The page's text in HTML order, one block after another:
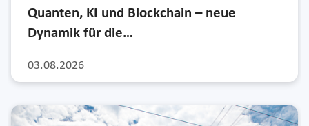
03.08.2026
Quanten, KI und Blockchain – neue
Dynamik für die…